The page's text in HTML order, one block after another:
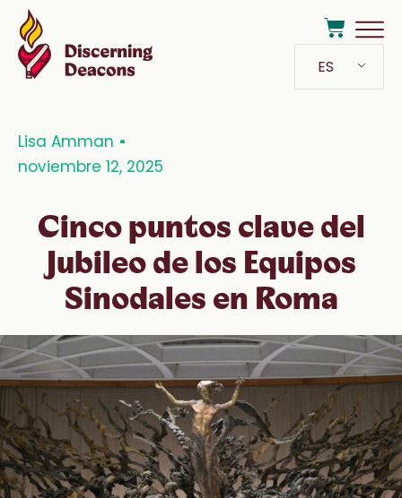
ES
Lisa Amman
noviembre 12, 2025
Cinco puntos clave del
Jubileo de los Equipos
Sinodales en Roma